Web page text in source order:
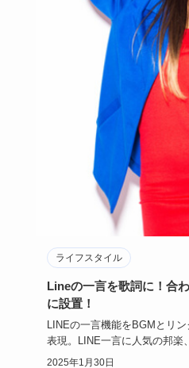
ライフスタイル
Lineの一言を歌詞に！合
に設置！
LINEの一言機能をBGMとリ
表現。LINE一言に人気の邦楽
ます。…
2025年1月30日